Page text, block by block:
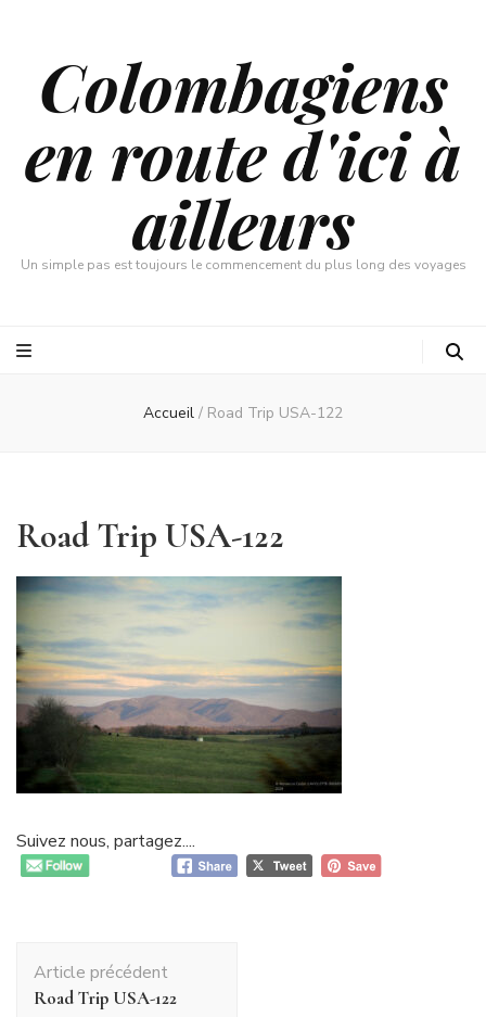
Colombagiens
en route d'ici à
ailleurs
Un simple pas est toujours le commencement du plus long des voyages
Accueil / Road Trip USA-122
Road Trip USA-122
Suivez nous, partagez....
d'article
Article précédent
Road Trip USA-122